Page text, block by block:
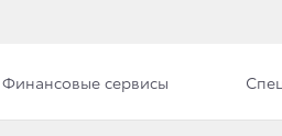
Финансовые сервисы